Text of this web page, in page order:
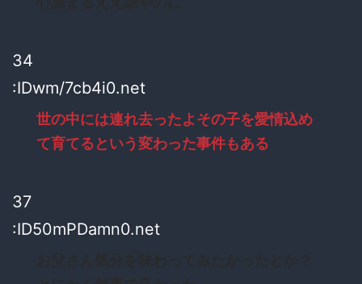
34
:IDwm/7cb4i0.net
世の中には連れ去ったよその子を愛情込め
て育てるという変わった事件もある
37
:ID50mPDamn0.net